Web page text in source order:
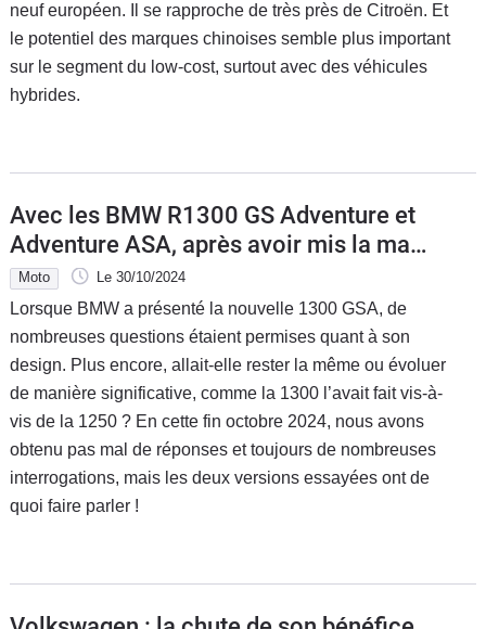
neuf européen. Il se rapproche de très près de Citroën. Et
le potentiel des marques chinoises semble plus important
sur le segment du low-cost, surtout avec des véhicules
hybrides.
Avec les BMW R1300 GS Adventure et
Adventure ASA, après avoir mis la main
à la poche, vous allez les mettre dans
les poches !
Moto Le 30/10/2024
Lorsque BMW a présenté la nouvelle 1300 GSA, de
nombreuses questions étaient permises quant à son
design. Plus encore, allait-elle rester la même ou évoluer
de manière significative, comme la 1300 l’avait fait vis-à-
vis de la 1250 ? En cette fin octobre 2024, nous avons
obtenu pas mal de réponses et toujours de nombreuses
interrogations, mais les deux versions essayées ont de
quoi faire parler !